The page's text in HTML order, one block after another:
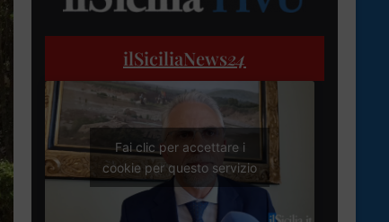
ilSiciliaNews24
Fai clic per accettare i
cookie per questo servizio